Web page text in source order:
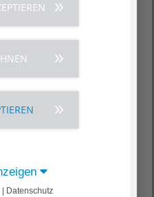
mit gutem
sowie Teamfähigkeit
| Datenschutz